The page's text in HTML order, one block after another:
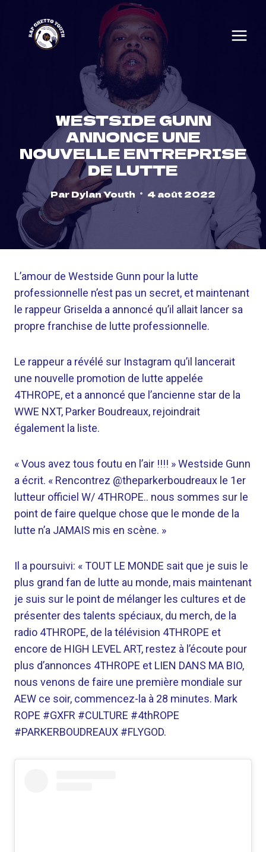
content
WESTSIDE GUNN
ANNONCE UNE
NOUVELLE ENTREPRISE
DE LUTTE
ParDylan Youth 4 août 2022
L’amour de Westside Gunn pour la lutte
professionnelle n’est pas un secret, et maintenant
le rappeur Griselda a annoncé qu’il allait lancer sa
propre franchise de lutte professionnelle.
Le rappeur a révélé sur Instagram qu’il lancerait
une nouvelle promotion de lutte appelée
4THROPE, et a annoncé que l’ancienne star de la
WWE NXT, Parker Boudreaux, rejoindrait
également la liste.
« Vous avez tous foutu en l’air !!!! » Westside Gunn
a écrit. « Rencontrez @theparkerboudreaux le 1er
lutteur officiel W/ 4THROPE.. nous sommes sur le
point de faire quelque chose que le monde de la
lutte n’a JAMAIS mis en scène. »
Il a poursuivi: « TOUT LE MONDE sait que je suis le
plus grand fan de lutte au monde, mais maintenant
je suis sur le point de mélanger les cultures et de
présenter des talents spéciaux, du merch, de la
radio 4THROPE, de la télévision 4THROPE et
encore de HIGH LEVEL ART, restez à l’écoute pour
plus d’annonces 4THROPE et LIEN DANS MA BIO,
nous venons de faire une première mondiale sur
AEW ce soir, commencez-la à 28 minutes. Mark
ROPE #GXFR #CULTURE #4thROPE
#PARKERBOUDREAUX #FLYGOD.